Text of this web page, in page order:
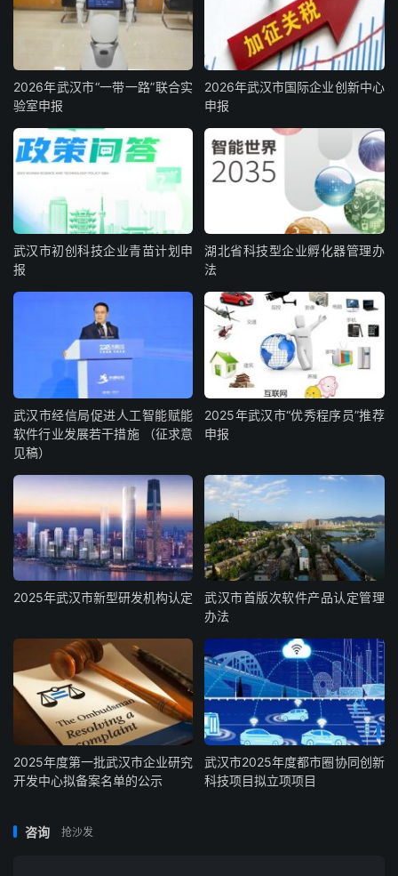
2026年武汉市“一带一路”联合实
验室申报
2026年武汉市国际企业创新中心
申报
武汉市初创科技企业青苗计划申
报
湖北省科技型企业孵化器管理办
法
武汉市经信局促进人工智能赋能
软件行业发展若干措施 （征求意
见稿）
2025年武汉市“优秀程序员”推荐
申报
2025年武汉市新型研发机构认定
武汉市首版次软件产品认定管理
办法
2025年度第一批武汉市企业研究
开发中心拟备案名单的公示
武汉市2025年度都市圈协同创新
科技项目拟立项项目
咨询 抢沙发